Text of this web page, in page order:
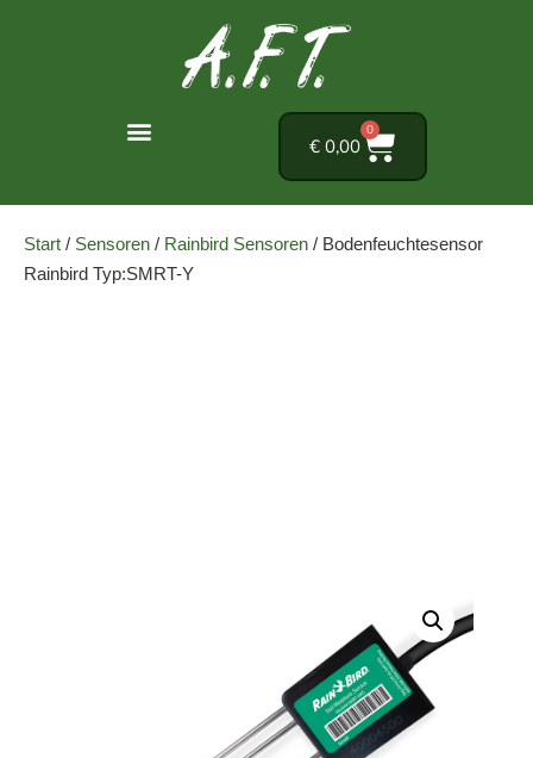
€ 0,00
0
Start / Sensoren / Rainbird Sensoren / Bodenfeuchtesensor
Rainbird Typ:SMRT-Y